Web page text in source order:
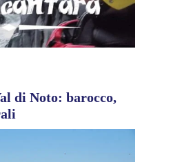
di Noto: barocco,